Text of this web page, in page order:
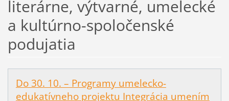
literárne, výtvarné, umelecké
a kultúrno-spoločenské
podujatia
Do 30. 10. – Programy umelecko-
edukatívneho projektu Integrácia umením